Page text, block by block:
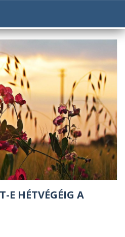
E HÉTVÉGÉIG A